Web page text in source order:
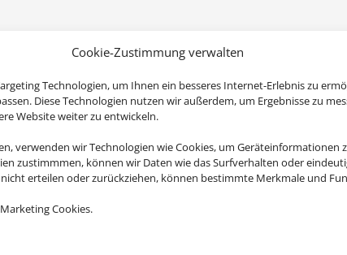
Cookie-Zustimmung verwalten
Technologien, um Ihnen ein besseres Internet-Erlebnis zu
Diese Technologien nutzen wir außerdem, um Ergebnisse zu
Website weiter zu entwickeln.
verwenden wir Technologien wie Cookies, um
zustimmmen, können wir Daten wie das Surfverhalten oder
erteilen oder zurückziehen, können bestimmte Merkmale und
Cookies.